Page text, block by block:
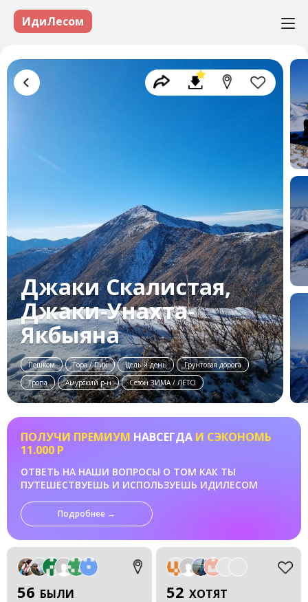
ИдиЛесом
Джаки Скалистая,
Джаки-Унахта-
Якбыяна
Пешком Гора / Пик Целый день
Грунтовая дорога
Тропа
Амурский р-н Сезон ЗИМА / ЛЕТО
ПОЛУЧИ ПРЕМИУМ НАВСЕГДА И СЭКОНОМЬ
11.000 Р
ОТВЕТЬ НА НАШИ ВОПРОСЫ О ТОМ КАК ТЫ
ПУТЕШЕСТВУЕШЬ И ИСПОЛЬЗУЕШЬ ИДИЛЕСОМ
Подробнее →
56 БЫЛИ 52 ХОТЯТ